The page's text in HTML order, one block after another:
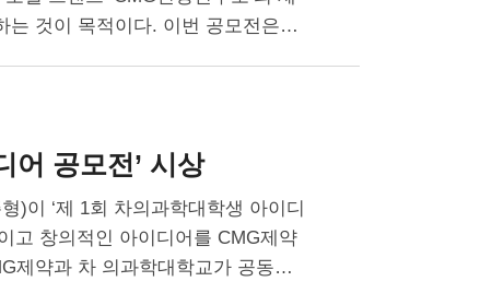
는 것이 목적이다. 이번 공모전은…
어 공모전’ 시상
)이 ‘제 1회 차의과학대학생 아이디
고 창의적인 아이디어를 CMG제약
제약과 차 의과학대학교가 공동으